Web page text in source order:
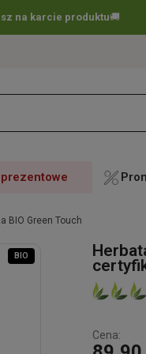
60 zł !🚚
BIO Green Touch
BIO
Cena: